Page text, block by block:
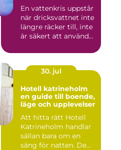
En vattenkris uppstår
när dricksvattnet inte
längre räcker till, inte
är säkert att använda
30. jul
Hotell katrineholm
en guide till boende,
läge och upplevelser
Att hitta rätt Hotell
Katrineholm handlar
sällan bara om en
säng för natten. De